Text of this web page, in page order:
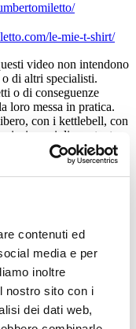
contenuti ed
media e per
inoltre
nostro sito con i
dei dati web,
le-mie-t-shirt/
video non intendono
di altri specialisti.
o di conseguenze
loro messa in pratica.
con i kettlebell, con
si consiglia pertanto
esercizi e
Consultare il proprio
forma di attività